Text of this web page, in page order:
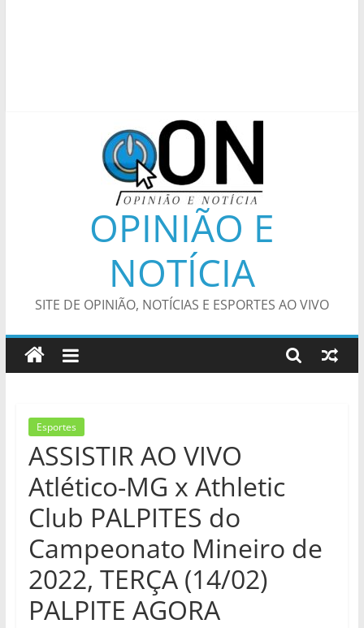
OPINIÃO E
NOTÍCIA
SITE DE OPINIÃO, NOTÍCIAS E ESPORTES AO VIVO
Esportes
ASSISTIR AO VIVO
Atlético-MG x Athletic
Club PALPITES do
Campeonato Mineiro de
2022, TERÇA (14/02)
PALPITE AGORA